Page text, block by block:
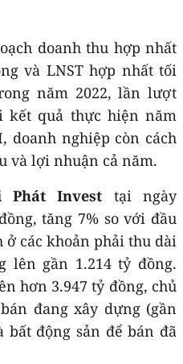
doanh thu hợp nhất
và LNST hợp nhất tối
năm 2022, lần lượt
kết quả thực hiện năm
doanh nghiệp còn cách
và lợi nhuận cả năm.
Phát Invest tại ngày
tăng 7% so với đầu
ở các khoản phải thu dài
lên gần 1.214 tỷ đồng.
hơn 3.947 tỷ đồng, chủ
đang xây dựng (gần
bất động sản để bán đã